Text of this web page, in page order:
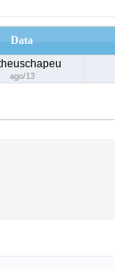
Data
ago/13